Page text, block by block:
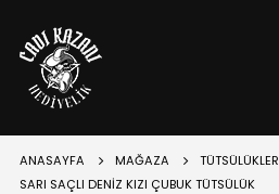
ANASAYFA MAĞAZA
TÜTSÜLÜKLER
SARI SAÇLI DENIZ KIZI ÇUBUK TÜTSÜLÜK